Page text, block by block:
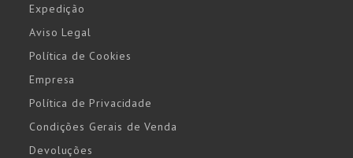
Expedição
Aviso Legal
Política de Cookies
Empresa
Política de Privacidade
Condições Gerais de Venda
Devoluções